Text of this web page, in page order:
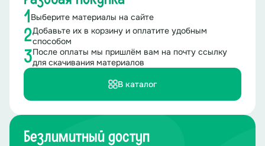
1 Выберите материалы на сайте
2Добавьте их в корзину и оплатите удобным
способом
3После оплаты мы пришлём вам на почту ссылку
для скачивания материалов
В каталог
Безлимитный доступ